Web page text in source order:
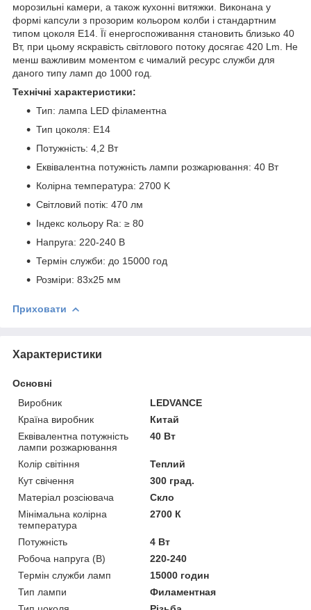
морозильні камери, а також кухонні витяжки. Виконана у
формі капсули з прозорим кольором колби і стандартним
типом цоколя Е14. Її енергоспоживання становить близько 40
Вт, при цьому яскравість світлового потоку досягає 420 Lm. Не
менш важливим моментом є чималий ресурс служби для
даного типу ламп до 1000 год.
Технічні характеристики:
Тип: лампа LED філаментна
Тип цоколя: E14
Потужність: 4,2 Вт
Еквівалентна потужність лампи розжарювання: 40 Вт
Колірна температура: 2700 K
Світловий потік: 470 лм
Індекс кольору Ra: ≥ 80
Напруга: 220-240 В
Термін служби: до 15000 год
Розміри: 83x25 мм
Приховати
Характеристики
Основні
Виробник
LEDVANCE
Країна виробник
Китай
Еквівалентна потужність
лампи розжарювання
40 Вт
Колір світіння
Теплий
Кут свічення
300 град.
Матеріал розсіювача
Скло
Мінімальна колірна
температура
2700 К
Потужність
4 Вт
Робоча напруга (В)
220-240
Термін служби ламп
15000 годин
Тип лампи
Филаментная